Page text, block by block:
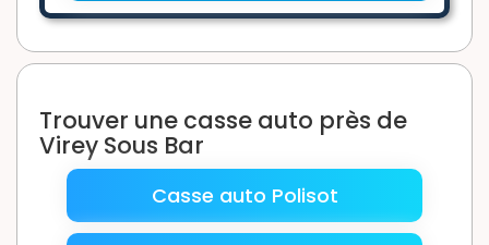
Trouver une casse auto près de
Virey Sous Bar
Casse auto Polisot